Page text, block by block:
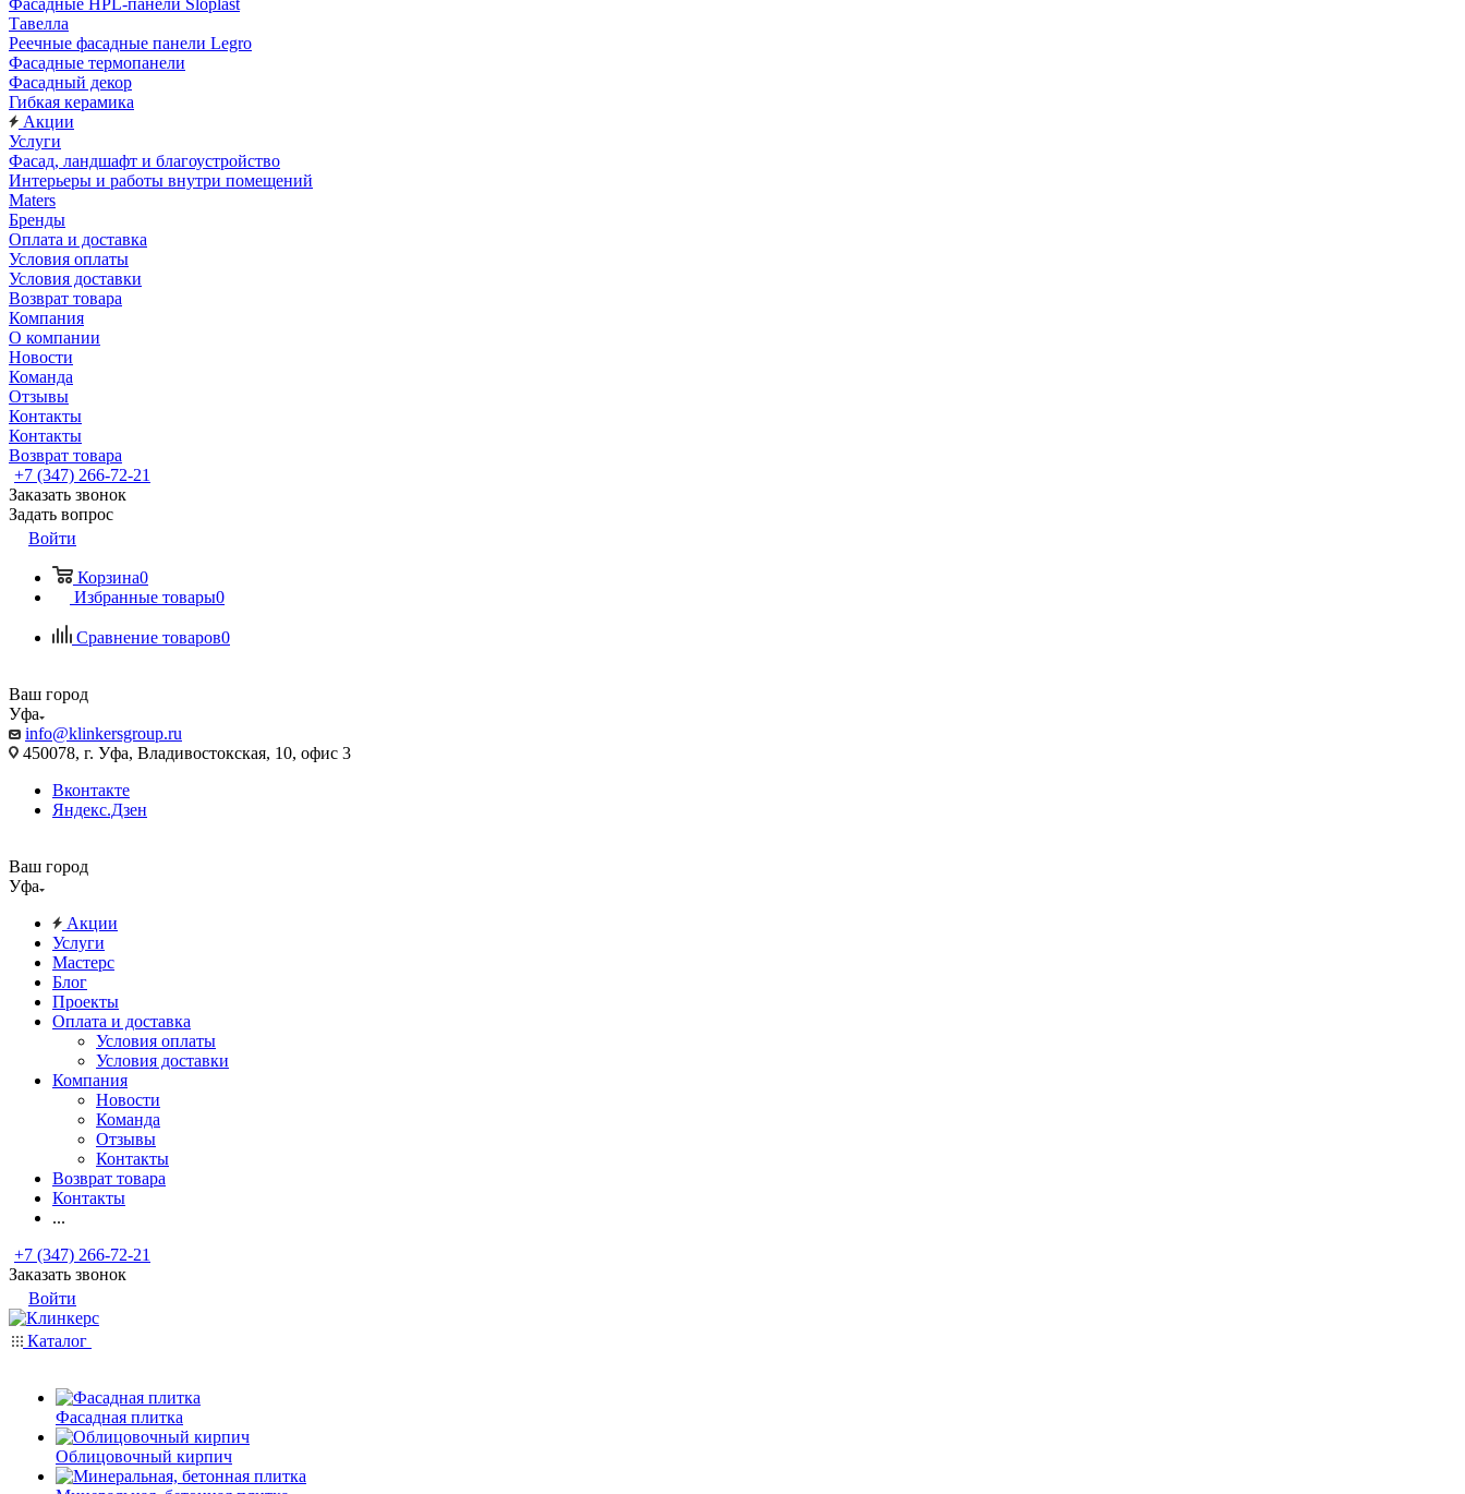
Фасадные HPL-панели Sloplast
Тавелла
Реечные фасадные панели Legro
Фасадные термопанели
Фасадный декор
Гибкая керамика
Акции
Услуги
Фасад, ландшафт и благоустройство
Интерьеры и работы внутри помещений
Maters
Бренды
Оплата и доставка
Условия оплаты
Условия доставки
Возврат товара
Компания
О компании
Новости
Команда
Отзывы
Контакты
Контакты
Возврат товара
+7 (347) 266-72-21
Заказать звонок
Задать вопрос
Войти
Корзина0
Избранные товары0
Сравнение товаров0
Ваш город
Уфа
info@klinkersgroup.ru
450078, г. Уфа, Владивостокская, 10, офис 3
Вконтакте
Яндекс.Дзен
Ваш город
Уфа
Акции
Услуги
Мастерс
Блог
Проекты
Оплата и доставка
Условия оплаты
Условия доставки
Компания
Новости
Команда
Отзывы
Контакты
Возврат товара
Контакты
...
+7 (347) 266-72-21
Заказать звонок
Войти
Каталог
Фасадная плитка
Облицовочный кирпич